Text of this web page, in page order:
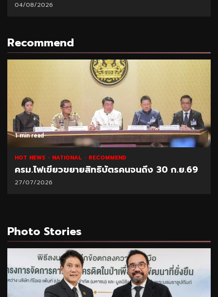
04/08/2026
Recommend
1 min read
HOT NEWS NATIONAL RECOMMEND
ครม.ไฟเขียวขยายสิทธิบัตรคนจนถึง 30 ก.ย.69
27/07/2026
Photo Stories